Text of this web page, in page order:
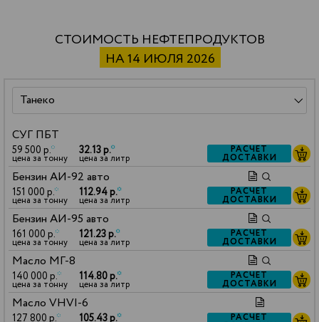
СТОИМОСТЬ НЕФТЕПРОДУКТОВ
НА 14 ИЮЛЯ 2026
СУГ ПБТ
59 500 р.*
цена за тонну
32.13 р.*
цена за литр
РАСЧЕТ
ДОСТАВКИ
Бензин АИ-92 авто
151 000 р.*
цена за тонну
112.94 р.*
цена за литр
РАСЧЕТ
ДОСТАВКИ
Бензин АИ-95 авто
161 000 р.*
цена за тонну
121.23 р.*
цена за литр
РАСЧЕТ
ДОСТАВКИ
Масло МГ-8
140 000 р.*
цена за тонну
114.80 р.*
цена за литр
РАСЧЕТ
ДОСТАВКИ
Масло VHVI-6
127 800 р.* 105.43 р.* РАСЧЕТ